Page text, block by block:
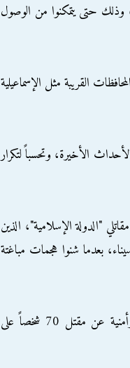
التجارية لمدة 6 ساعات فقط يومياً، وذلك حتى يتمكنوا من الوصول
يقدر بنحو 50%، مقارنة بباقي المحافظات القريبة مثل الإسماعيلية
الأخيرة، وتحسباً لتكرار
طائرات "إف 16" لقصف مواقع مقاتلي "الدولة الإسلامية"، الذين
بعدما شنوا هجمات مباغتة
وأعلن الجيش مقتل 17 جندياً و100 مسلح، فيما تحدثت مصادر طبية وأمنية عن مقتل 70 شخصاً على